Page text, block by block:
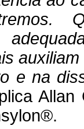
e na
Allan